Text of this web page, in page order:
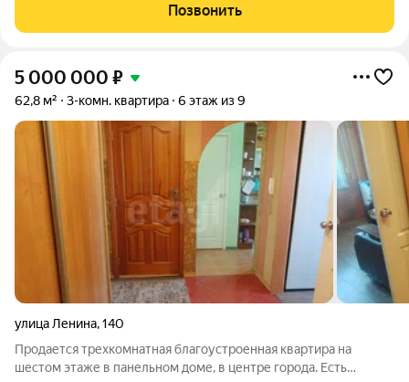
Позвонить
5 000 000 ₽
62,8 м² 3-комн. квартира 6 этаж из 9
улица Ленина,140
Продается трехкомнатная благоустроенная квартира на
шестом этаже в панельном доме, в центре города. Есть